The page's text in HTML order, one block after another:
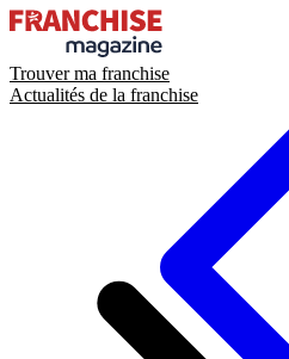
Trouver ma franchise
Actualités de la franchise